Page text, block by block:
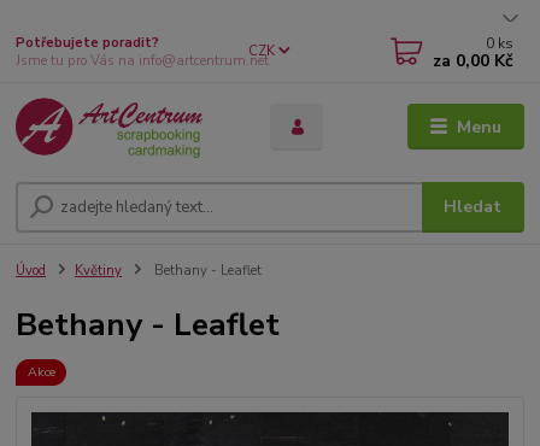
Menu
CZK
Hledat
Potřebujete poradit?
Jsme tu pro Vás na info@artcentrum.net
0 ks
za 0,00 Kč
Úvod Květiny Bethany - Leaflet
Bethany - Leaflet
Akce